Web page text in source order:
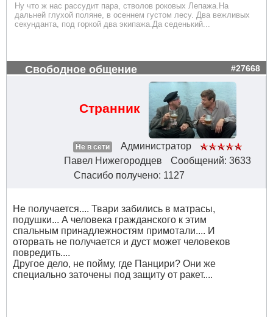
Ну что ж нас рассудит пара, стволов роковых Лепажа.На
дальней глухой поляне, в осеннем густом лесу. Два вежливых
секунданта, под горкой два экипажа.Да седенький...
Свободное общение #27668
Странник
Не в сети
Администратор
Павел Нижегородцев
Сообщений: 3633
Спасибо получено: 1127
Не получается.... Твари забились в матрасы,
подушки... А человека гражданского к этим
спальным принадлежностям примотали.... И
оторвать не получается и дуст может человеков
повредить....
Другое дело, не пойму, где Панцири? Они же
специально заточены под защиту от ракет....